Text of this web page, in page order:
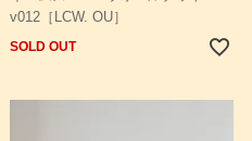
v012［LCW. OU］
SOLD OUT